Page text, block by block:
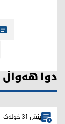
دوا هەواڵ
پێش 31 خولەک